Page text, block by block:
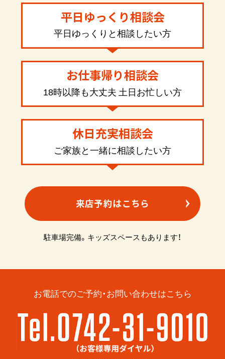
平日ゆっくり相談会
平日ゆっくりと相談したい方
お仕事帰り相談会
18時以降も大丈夫 土日お忙しい方
休日充実相談会
ご家族と一緒に相談したい方
来店予約はこちら
駐車場完備。キッズスペースもあります！
お電話でのご予約・お問い合わせはこちら